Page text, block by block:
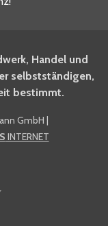
den
Handel und
selbstständigen,
bestimmt.
GmbH |
INTERNET